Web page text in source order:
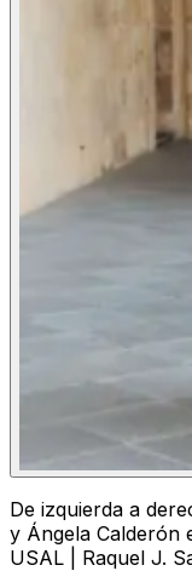
De izquierda a
y Ángela Calderón
USAL | Raquel J.